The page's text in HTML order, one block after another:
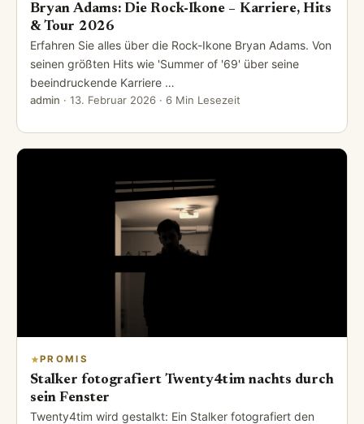
Bryan Adams: Die Rock-Ikone – Karriere, Hits
& Tour 2026
Erfahren Sie alles über die Rock-Ikone Bryan Adams. Von
seinen größten Hits wie 'Summer of '69' über seine
beeindruckende Karriere …
admin · 13. Februar 2026 · 6 Min Lesezeit
PROMIS
Stalker fotografiert Twenty4tim nachts durch
sein Fenster
Twenty4tim wird gestalkt: Ein Stalker fotografiert den